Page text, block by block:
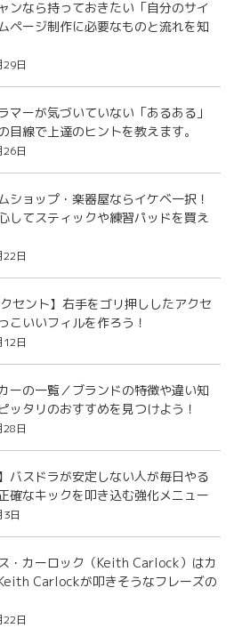
ンなら持っておきたい「自分のサイ
ページ制作に必要なものと流れを知
日
マーが気づいていない「あるある」
目線で上達のヒントを教えます。
日
ショップ・楽器屋ならイケベ一択！
してスティックや練習パッドを買え
日
クセント】右手をゴリ押ししたアクセ
こいいフィルを作ろう！
日
ーの一覧／ブランドの特徴や違い知
ッタリのおすすめを見つけよう！
日
バスドラが安定しない人が毎日やる
確なキックを叩き込む強化メニュー
日
・カーロック（Keith Carlock）はカ
Carlockが叩きそうなフレーズの
日